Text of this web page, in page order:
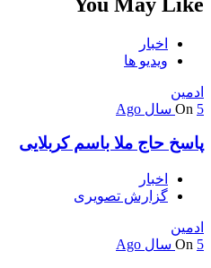
اخبار
ویدیو ها
ادمین
On 5 سال Ago
پاسخ حاج ملا باسم کربلایی
اخبار
گزارش تصویری
ادمین
On 5 سال Ago